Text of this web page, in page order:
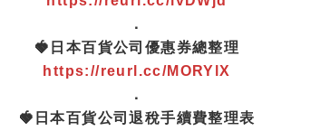
．
🍓日本百貨公司優惠券總整理
https://reurl.cc/MORYlX
．
🍓 日本百貨公司退稅手續費整理表